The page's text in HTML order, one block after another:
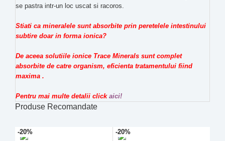
se pastra intr-un loc uscat si racoros.
Stiati ca mineralele sunt absorbite prin peretelele intestinului
subtire doar in forma ionica?
De aceea solutiile ionice Trace Minerals sunt complet
absorbite de catre organism, eficienta tratamentului fiind
maxima .
Pentru mai multe detalii click aici!
Produse Recomandate
-20% -20%